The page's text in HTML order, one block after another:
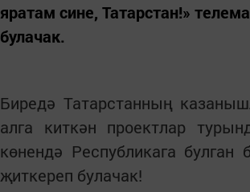
яратам сине, Татарстан!»
булачак.
Биредә Татарстанның
алга киткән проектлар
көнендә Республикага
җиткереп булачак!